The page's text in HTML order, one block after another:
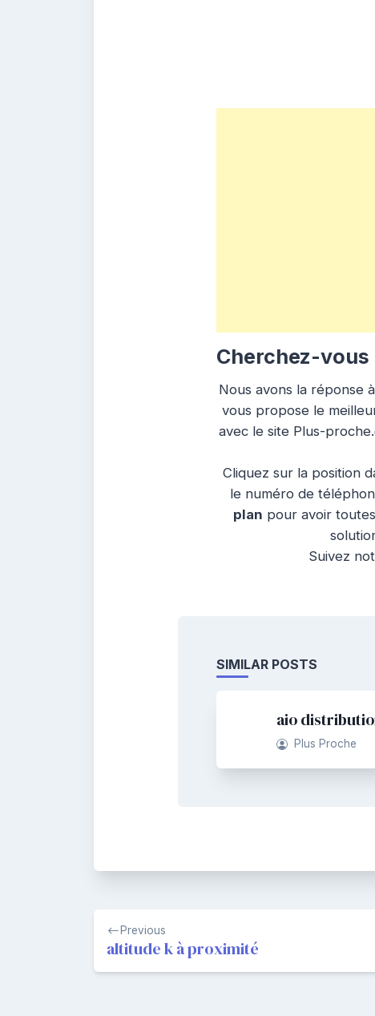
Cherchez-
Nous avons la réponse
vous propose le
avec le site Plus-
Cliquez sur la position
le numéro de
plan pour avoir
Suivez
SIMILAR POSTS
aio
Plus Proche
Navigation
de
l’article
Previous
altitude k à proximité